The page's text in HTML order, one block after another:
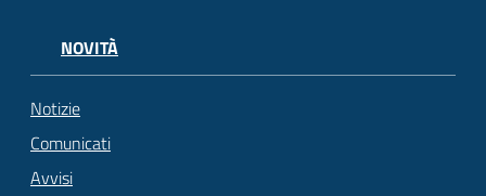
NOVITÀ
Notizie
Comunicati
Avvisi